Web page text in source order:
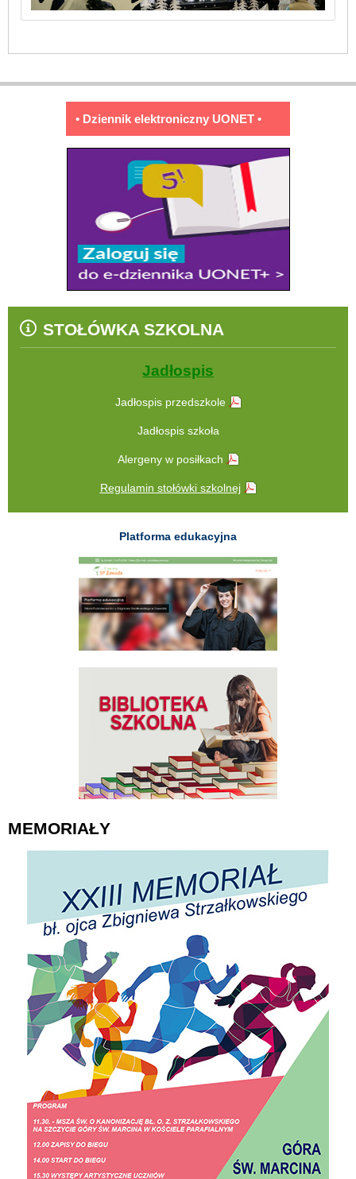
• Dziennik elektroniczny UONET •
STOŁÓWKA SZKOLNA
Jadłospis
Jadłospis przedszkole
Jadłospis szkoła
Alergeny w posiłkach
Regulamin stołówki szkolnej
Platforma edukacyjna
MEMORIAŁY